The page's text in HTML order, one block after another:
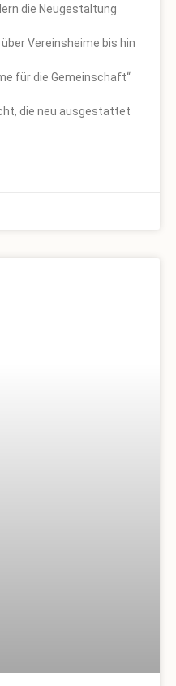
die Neugestaltung
Vereinsheime bis hin
für die Gemeinschaft“
die neu ausgestattet